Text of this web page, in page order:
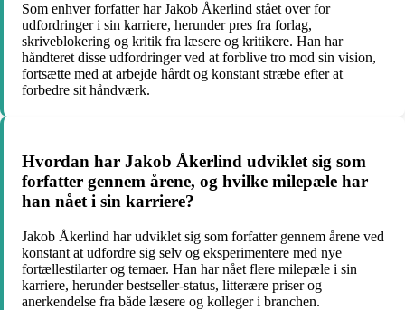
Som enhver forfatter har Jakob Åkerlind stået over for
udfordringer i sin karriere, herunder pres fra forlag,
skriveblokering og kritik fra læsere og kritikere. Han har
håndteret disse udfordringer ved at forblive tro mod sin vision,
fortsætte med at arbejde hårdt og konstant stræbe efter at
forbedre sit håndværk.
Hvordan har Jakob Åkerlind udviklet sig som
forfatter gennem årene, og hvilke milepæle har
han nået i sin karriere?
Jakob Åkerlind har udviklet sig som forfatter gennem årene ved
konstant at udfordre sig selv og eksperimentere med nye
fortællestilarter og temaer. Han har nået flere milepæle i sin
karriere, herunder bestseller-status, litterære priser og
anerkendelse fra både læsere og kolleger i branchen.